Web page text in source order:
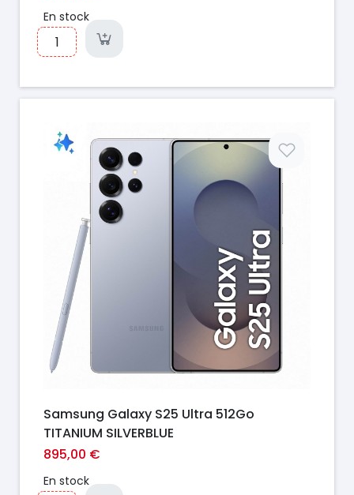
En stock
Prix
Samsung Galaxy S25 Ultra 512Go
TITANIUM SILVERBLUE
895,00 €
En stock